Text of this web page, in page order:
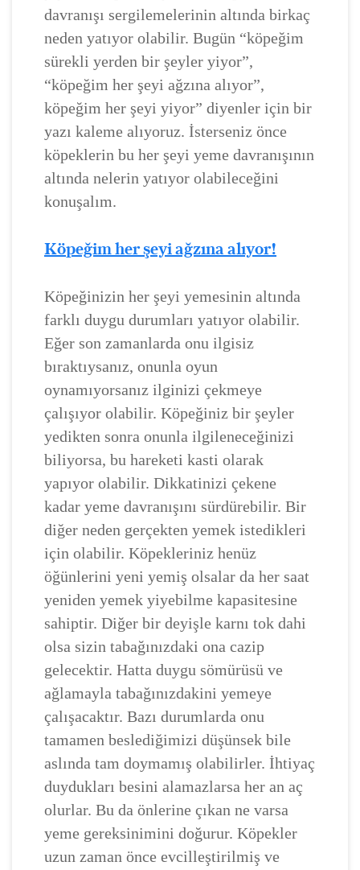
davranışı sergilemelerinin altında birkaç
neden yatıyor olabilir. Bugün “köpeğim
sürekli yerden bir şeyler yiyor”,
“köpeğim her şeyi ağzına alıyor”,
köpeğim her şeyi yiyor” diyenler için bir
yazı kaleme alıyoruz. İsterseniz önce
köpeklerin bu her şeyi yeme davranışının
altında nelerin yatıyor olabileceğini
konuşalım.
Köpeğim her şeyi ağzına alıyor!
Köpeğinizin her şeyi yemesinin altında
farklı duygu durumları yatıyor olabilir.
Eğer son zamanlarda onu ilgisiz
bıraktıysanız, onunla oyun
oynamıyorsanız ilginizi çekmeye
çalışıyor olabilir. Köpeğiniz bir şeyler
yedikten sonra onunla ilgileneceğinizi
biliyorsa, bu hareketi kasti olarak
yapıyor olabilir. Dikkatinizi çekene
kadar yeme davranışını sürdürebilir. Bir
diğer neden gerçekten yemek istedikleri
için olabilir. Köpekleriniz henüz
öğünlerini yeni yemiş olsalar da her saat
yeniden yemek yiyebilme kapasitesine
sahiptir. Diğer bir deyişle karnı tok dahi
olsa sizin tabağınızdaki ona cazip
gelecektir. Hatta duygu sömürüsü ve
ağlamayla tabağınızdakini yemeye
çalışacaktır. Bazı durumlarda onu
tamamen beslediğimizi düşünsek bile
aslında tam doymamış olabilirler. İhtiyaç
duydukları besini alamazlarsa her an aç
olurlar. Bu da önlerine çıkan ne varsa
yeme gereksinimini doğurur. Köpekler
uzun zaman önce evcilleştirilmiş ve